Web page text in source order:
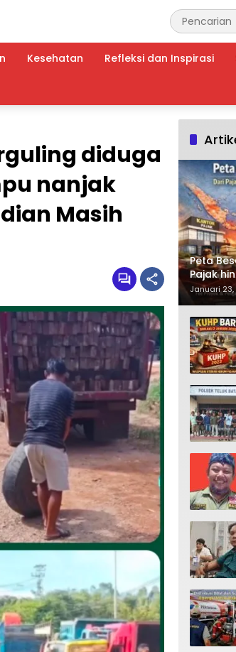
Kesehatan Refleksi dan Inspirasi
diduga
nanjak
Masih
Peta
Pajak
Wajah
Januari